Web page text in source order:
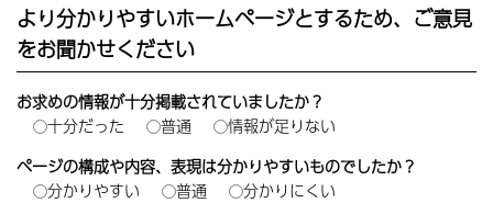
より分かりやすいホームページとするため、ご意見
をお聞かせください
お求めの情報が十分掲載されていましたか？
十分だった
普通
情報が足りない
ページの構成や内容、表現は分かりやすいものでしたか？
分かりやすい
普通
分かりにくい